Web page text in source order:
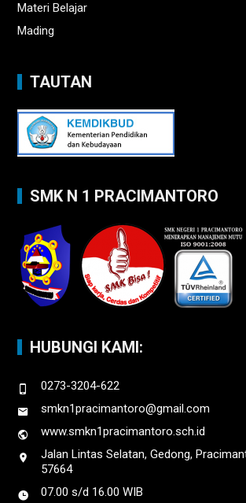
Materi Belajar
Mading
TAUTAN
SMK N 1 PRACIMANTORO
HUBUNGI KAMI:
0273-3204-622
smkn1pracimantoro@gmail.com
www.smkn1pracimantoro.sch.id
Jalan Lintas Selatan, Gedong,
57664
07.00 s/d 16.00 WIB